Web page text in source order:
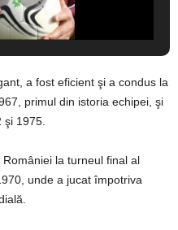
a fost eficient şi a condus la
primul din istoria echipei, şi
1975.
la turneul final al
unde a jucat împotriva